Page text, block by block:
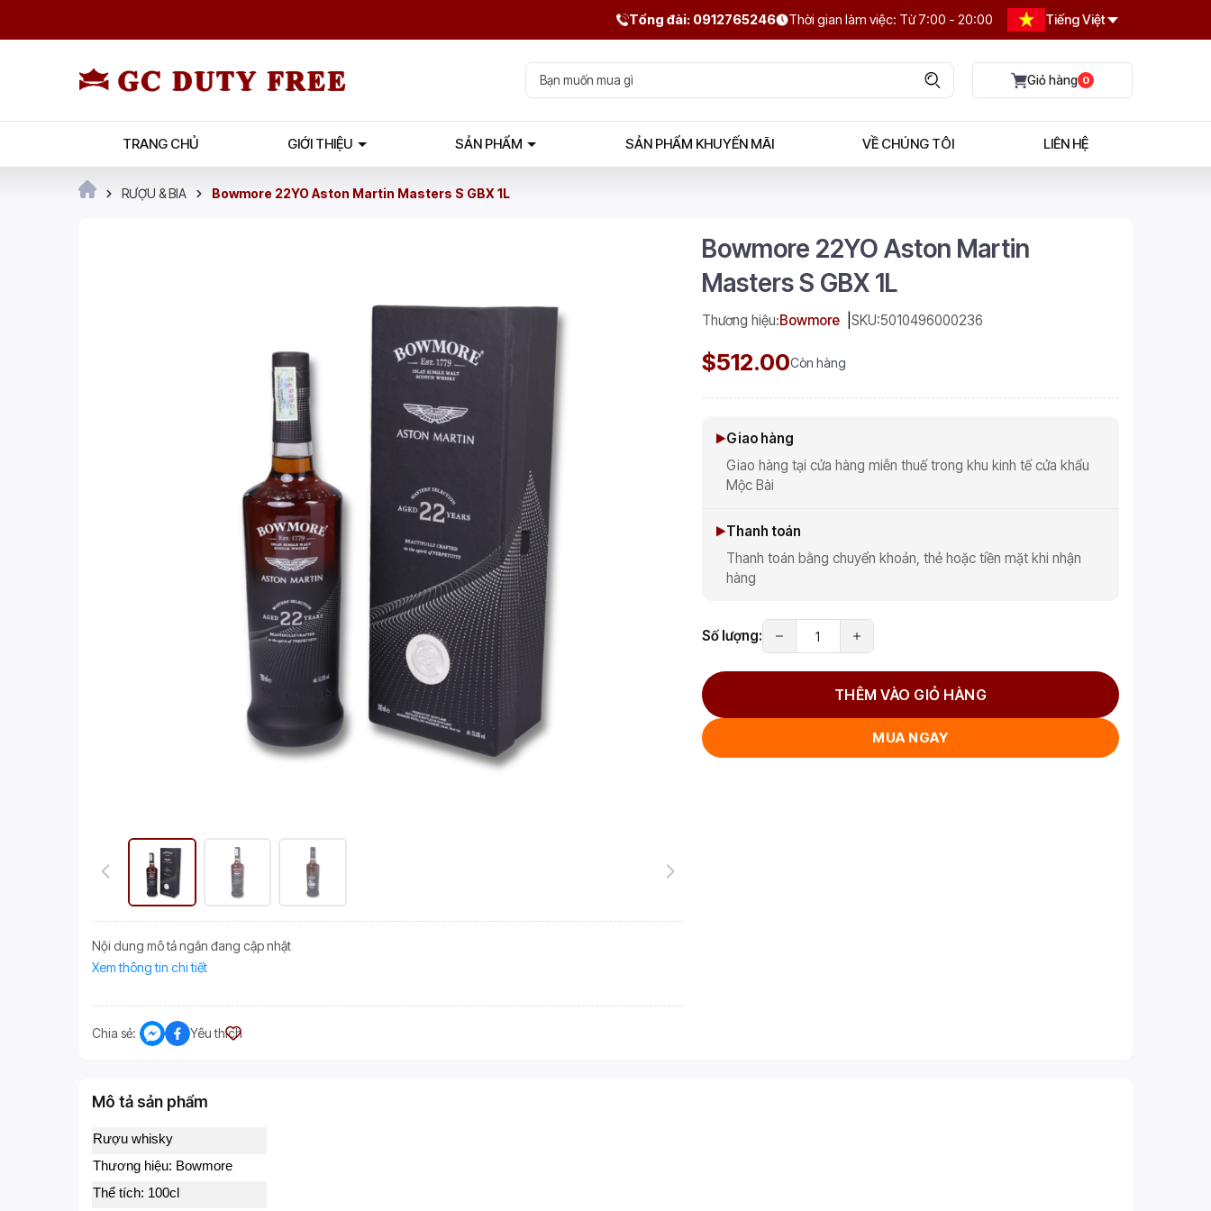
Tổng đài: 0912765246 Thời gian làm việc: Từ 7:00 - 20:00 Tiếng Việt
0
TRANG CHỦ GIỚI THIỆU SẢN PHẨM SẢN PHẨM KHUYẾN MÃI VỀ CHÚNG TÔI LIÊN HỆ
RƯỢU & BIA Bowmore 22YO Aston Martin Masters S GBX 1L
Nội dung mô tả ngắn đang cập nhật
Xem thông tin chi tiết
Chia sẻ: Yêu thích
Bowmore 22YO Aston Martin
Masters S GBX 1L
Thương hiệu:Bowmore SKU:5010496000236
$512.00Còn hàng
Giao hàng
Giao hàng tại cửa hàng miễn thuế trong khu kinh tế cửa khẩu
Mộc Bài
Thanh toán
Thanh toán bằng chuyển khoản, thẻ hoặc tiền mặt khi nhận
hàng
Số lượng:
THÊM VÀO GIỎ HÀNG
MUA NGAY
Mô tả sản phẩm
Rượu whisky
Thương hiệu: Bowmore
Thể tích: 100cl